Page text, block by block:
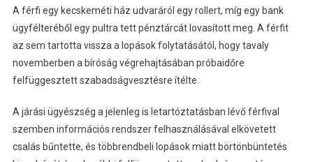
A férfi egy kecskeméti ház udvaráról egy rollert, míg egy bank
ügyfélteréből egy pultra tett pénztárcát lovasított meg. A férfit
az sem tartotta vissza a lopások folytatásától, hogy tavaly
novemberben a bíróság végrehajtásában próbaidőre
felfüggesztett szabadságvesztésre ítélte.
A járási ügyészség a jelenleg is letartóztatásban lévő férfival
szemben információs rendszer felhasználásával elkövetett
csalás bűntette, és többrendbeli lopások miatt börtönbüntetés